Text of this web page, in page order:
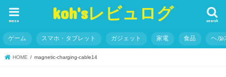
koh'sレビュログ search
menu
ゲーム スマホ・タブレット ガジェット 家電 食品 ヘル
HOME magnetic-charging-cable14